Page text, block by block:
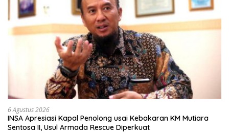
6 Agustus 2026
INSA Apresiasi Kapal Penolong usai Kebakaran KM Mutiara
Sentosa II, Usul Armada Rescue Diperkuat